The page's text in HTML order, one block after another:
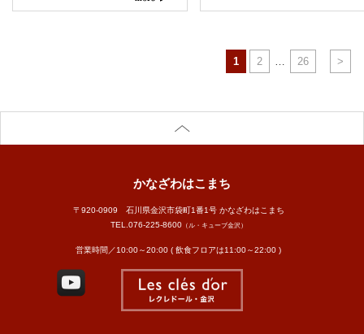
1 2 … 26 >
かなざわはこまち
〒920-0909 石川県金沢市袋町1番1号 かなざわはこまち
TEL.076-225-8600（ル・キューブ金沢）
営業時間／10:00～20:00 ( 飲食フロアは11:00～22:00 )